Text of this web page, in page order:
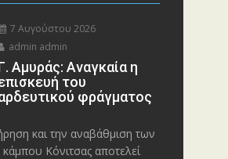
7 Αυγούστου 2026
admin admin
Αμυράς: Αναγκαία η
του
φράγματος
και την αναβάθμιση των
Κόνιτσας αποτελεί